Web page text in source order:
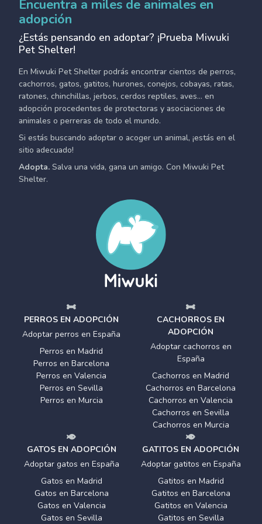
Encuentra a miles de animales en
adopción
¿Estás pensando en adoptar? ¡Prueba Miwuki
Pet Shelter!
En Miwuki Pet Shelter podrás encontrar cientos de perros,
cachorros, gatos, gatitos, hurones, conejos, cobayas, ratas,
ratones, chinchillas, jerbos, cerdos reptiles, aves... en
adopción procedentes de protectoras y asociaciones de
animales o perreras de todo el mundo.
Si estás buscando adoptar o acoger un animal, ¡estás en el
sitio adecuado!
Adopta. Salva una vida, gana un amigo. Con Miwuki Pet
Shelter.
PERROS EN ADOPCIÓN
Adoptar perros en España
Perros en Madrid
Perros en Barcelona
Perros en Valencia
Perros en Sevilla
Perros en Murcia
CACHORROS EN
ADOPCIÓN
Adoptar cachorros en
España
Cachorros en Madrid
Cachorros en Barcelona
Cachorros en Valencia
Cachorros en Sevilla
Cachorros en Murcia
GATOS EN ADOPCIÓN
Adoptar gatos en España
Gatos en Madrid
Gatos en Barcelona
Gatos en Valencia
Gatos en Sevilla
GATITOS EN ADOPCIÓN
Adoptar gatitos en España
Gatitos en Madrid
Gatitos en Barcelona
Gatitos en Valencia
Gatitos en Sevilla